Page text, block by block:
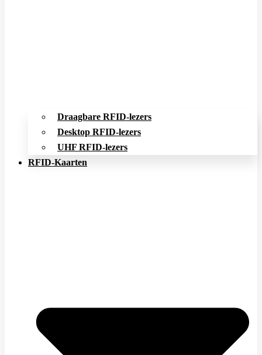
Draagbare RFID-lezers
Desktop RFID-lezers
UHF RFID-lezers
RFID-Kaarten